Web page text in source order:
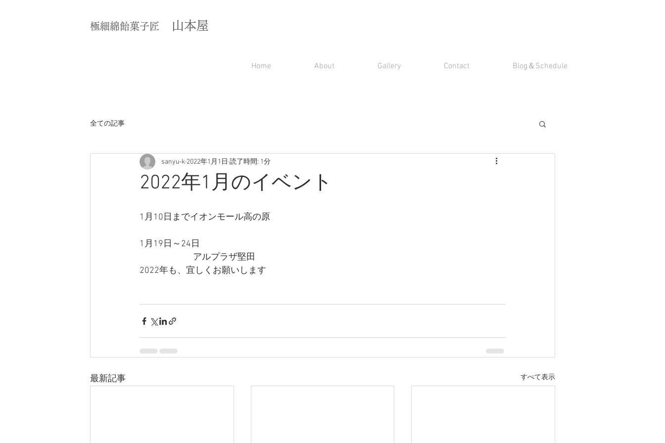
極細綿飴菓子匠 山本屋
Home About Gallery Contact Blog＆Schedule
全ての記事
2022年1月のイベント
sanyu-k 2022年1月1日 読了時間: 1分
1月10日までイオンモール高の原
1月19日～24日
アルプラザ堅田
2022年も、宜しくお願いします
最新記事 すべて表示